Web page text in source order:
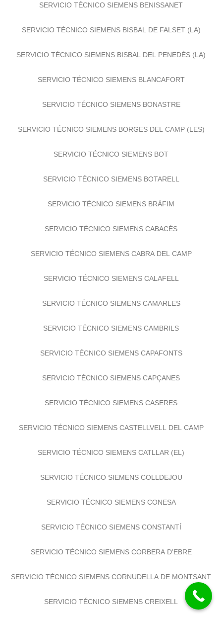
SERVICIO TÉCNICO SIEMENS BENISSANET
SERVICIO TÉCNICO SIEMENS BISBAL DE FALSET (LA)
SERVICIO TÉCNICO SIEMENS BISBAL DEL PENEDÈS (LA)
SERVICIO TÉCNICO SIEMENS BLANCAFORT
SERVICIO TÉCNICO SIEMENS BONASTRE
SERVICIO TÉCNICO SIEMENS BORGES DEL CAMP (LES)
SERVICIO TÉCNICO SIEMENS BOT
SERVICIO TÉCNICO SIEMENS BOTARELL
SERVICIO TÉCNICO SIEMENS BRÀFIM
SERVICIO TÉCNICO SIEMENS CABACÉS
SERVICIO TÉCNICO SIEMENS CABRA DEL CAMP
SERVICIO TÉCNICO SIEMENS CALAFELL
SERVICIO TÉCNICO SIEMENS CAMARLES
SERVICIO TÉCNICO SIEMENS CAMBRILS
SERVICIO TÉCNICO SIEMENS CAPAFONTS
SERVICIO TÉCNICO SIEMENS CAPÇANES
SERVICIO TÉCNICO SIEMENS CASERES
SERVICIO TÉCNICO SIEMENS CASTELLVELL DEL CAMP
SERVICIO TÉCNICO SIEMENS CATLLAR (EL)
SERVICIO TÉCNICO SIEMENS COLLDEJOU
SERVICIO TÉCNICO SIEMENS CONESA
SERVICIO TÉCNICO SIEMENS CONSTANTÍ
SERVICIO TÉCNICO SIEMENS CORBERA D’EBRE
SERVICIO TÉCNICO SIEMENS CORNUDELLA DE MONTSANT
SERVICIO TÉCNICO SIEMENS CREIXELL